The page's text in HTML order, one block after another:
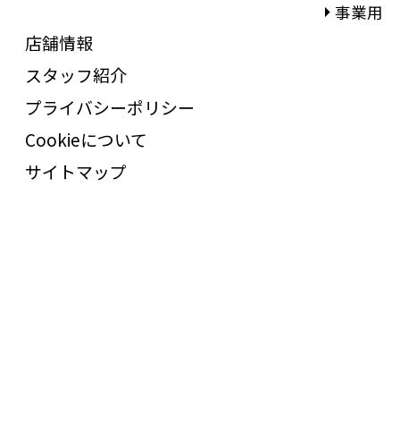
事業用
店舗情報
スタッフ紹介
プライバシーポリシー
Cookieについて
サイトマップ